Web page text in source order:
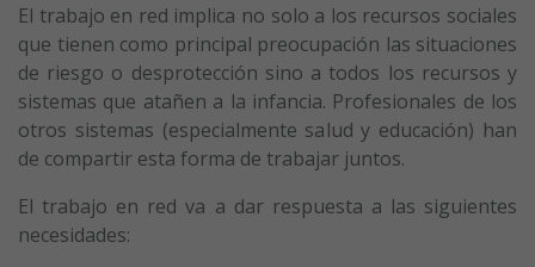
El trabajo en red implica no solo a los recursos sociales
que tienen como principal preocupación las situaciones
de riesgo o desprotección sino a todos los recursos y
sistemas que atañen a la infancia. Profesionales de los
otros sistemas (especialmente salud y educación) han
de compartir esta forma de trabajar juntos.
El trabajo en red va a dar respuesta a las siguientes
necesidades: